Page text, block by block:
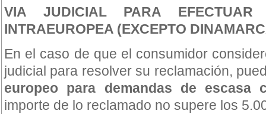
VIA JUDICIAL PARA EFECTUAR
INTRAEUROPEA (EXCEPTO
En el caso de que el consumidor
judicial para resolver su reclamación,
europeo para demandas
de escasa
importe de lo reclamado no supere los